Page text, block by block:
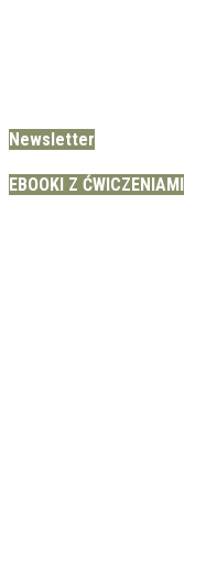
Newsletter
EBOOKI Z ĆWICZENIAMI